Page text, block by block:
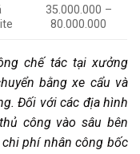
35.000.000 –
80.000.000
chế tác tại xưởng
bằng xe cẩu và
Đối với các địa hình
công vào sâu bên
phí nhân công bốc